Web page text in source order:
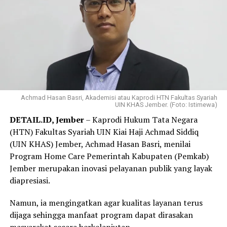
Pujo menambahkan, Program NADI JKN adalah sarana
bagi peserta untuk mempersiapkan pembayaran iuran
secara lebih ringan dan terencana.
Harapannya, semakin banyak peserta yang dapat
menjaga status kepesertaan tetap aktif dan
memperoleh perlindungan kesehatan secara
berkelanjutan.
dana secara bertahap sesuai kemampuan melalui mitra
yang telah bekerja sama dengan BPJS Kesehatan.
Program ini dikembangkan dalam dua skema layanan,
yaitu digital-kolektif dan konvensional-perorangan,
sehingga dapat menjangkau berbagai kelompok
Pada skema digital-kolektif, peserta mendaftar melalui
Achmad Hasan Basri, Akademisi atau Kaprodi HTN Fakultas Syariah
UIN KHAS Jember. (Foto: Istimewa)
DETAIL.ID, Jember– Kaprodi Hukum Tata Negara
(HTN) Fakultas Syariah UIN Kiai Haji Achmad Siddiq
(UIN KHAS) Jember, Achmad Hasan Basri, menilai
Program Home Care Pemerintah Kabupaten (Pemkab)
Jember merupakan inovasi pelayanan publik yang layak
diapresiasi.
Namun, ia mengingatkan agar kualitas layanan terus
dijaga sehingga manfaat program dapat dirasakan